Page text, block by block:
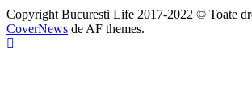
Copyright Bucuresti Life 2017-2022 © Toate
CoverNews de AF themes.